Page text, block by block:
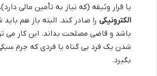
یا قرار وثیقه (که نیاز به تأمین مالی دارد)،
الکترونیکی را صادر کند. البته باز هم باید
باشد و قاضی مصلحت بداند. این کار می
شدن یک فرد بی گناه یا فردی که جرم
بگیرد.